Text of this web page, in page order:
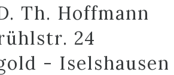
Th. Hoffmann
24
- Iselshausen